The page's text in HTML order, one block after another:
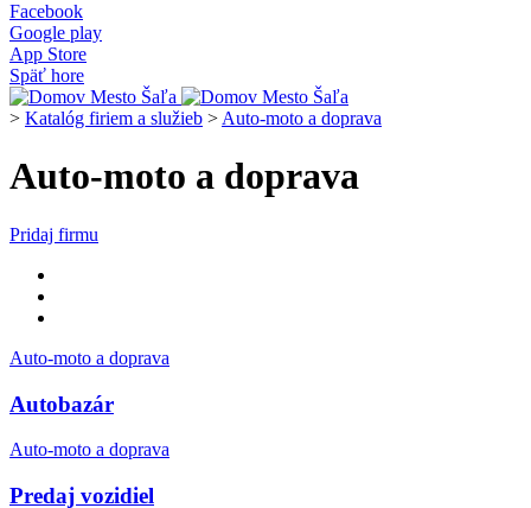
Facebook
Google play
App Store
Späť hore
> Katalóg firiem a služieb > Auto-moto a doprava
Auto-moto a doprava
Pridaj firmu
Auto-moto a doprava
Autobazár
Auto-moto a doprava
Predaj vozidiel